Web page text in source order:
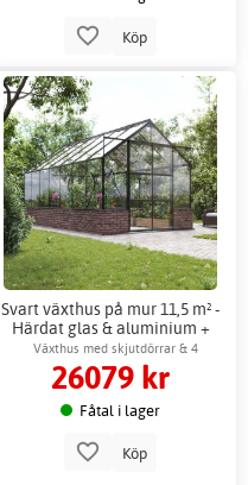
Köp
Svart växthus på mur 11,5 m² -
Härdat glas & aluminium +
Växthustillbehör
Växthus med skjutdörrar & 4
ventilationsfönster
26079 kr
Fåtal i lager
Köp